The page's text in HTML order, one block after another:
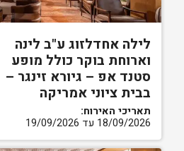
לילה אחדלזוג ע"ב לינה
וארוחת בוקר כולל מופע
סטנד אפ – גיורא זינגר –
בבית ציוני אמריקה
תאריכי האירוח:
18/09/2026 עד 19/09/2026